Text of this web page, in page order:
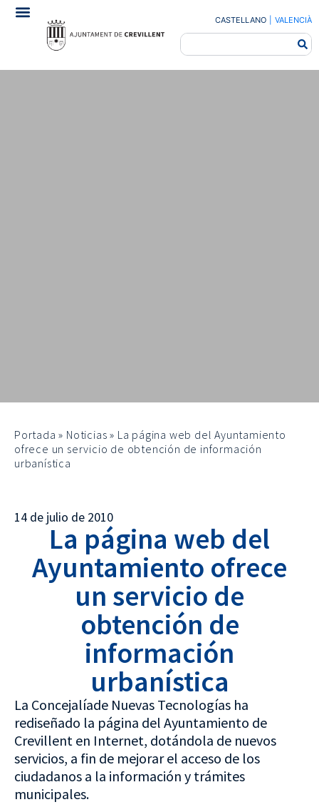
CASTELLANO VALENCIÀ
Portada » Noticias » La página web del Ayuntamiento
ofrece un servicio de obtención de información
urbanística
14 de julio de 2010
La página web del
Ayuntamiento ofrece
un servicio de
obtención de
información
urbanística
La Concejalíade Nuevas Tecnologías ha
rediseñado la página del Ayuntamiento de
Crevillent en Internet, dotándola de nuevos
servicios, a fin de mejorar el acceso de los
ciudadanos a la información y trámites
municipales.